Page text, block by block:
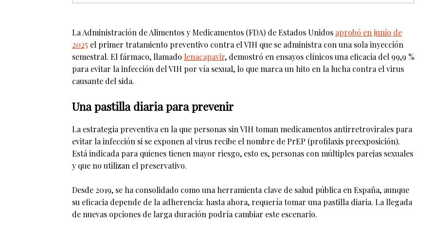
La Administración de Alimentos y Medicamentos (FDA) de Estados Unidos aprobó en junio de
2025 el primer tratamiento preventivo contra el VIH que se administra con una sola inyección
semestral. El fármaco, llamado lenacapavir, demostró en ensayos clínicos una eficacia del 99,9 %
para evitar la infección del VIH por vía sexual, lo que marca un hito en la lucha contra el virus
causante del sida.
Una pastilla diaria para prevenir
La estrategia preventiva en la que personas sin VIH toman medicamentos antirretrovirales para
evitar la infección si se exponen al virus recibe el nombre de PrEP (profilaxis preexposición).
Está indicada para quienes tienen mayor riesgo, esto es, personas con múltiples parejas sexuales
y que no utilizan el preservativo.
Desde 2019, se ha consolidado como una herramienta clave de salud pública en España, aunque
su eficacia depende de la adherencia: hasta ahora, requería tomar una pastilla diaria. La llegada
de nuevas opciones de larga duración podría cambiar este escenario.